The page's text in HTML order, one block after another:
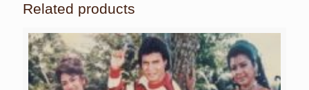
Related products